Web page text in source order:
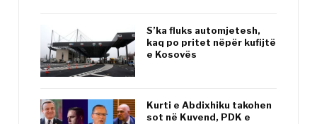
S’ka fluks automjetesh,
kaq po pritet nëpër kufijtë
e Kosovës
Kurti e Abdixhiku takohen
sot në Kuvend, PDK e